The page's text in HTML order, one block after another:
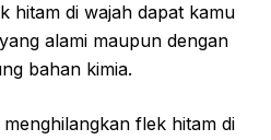
hitam di wajah dapat kamu
alami maupun dengan
bahan kimia.
flek hitam di